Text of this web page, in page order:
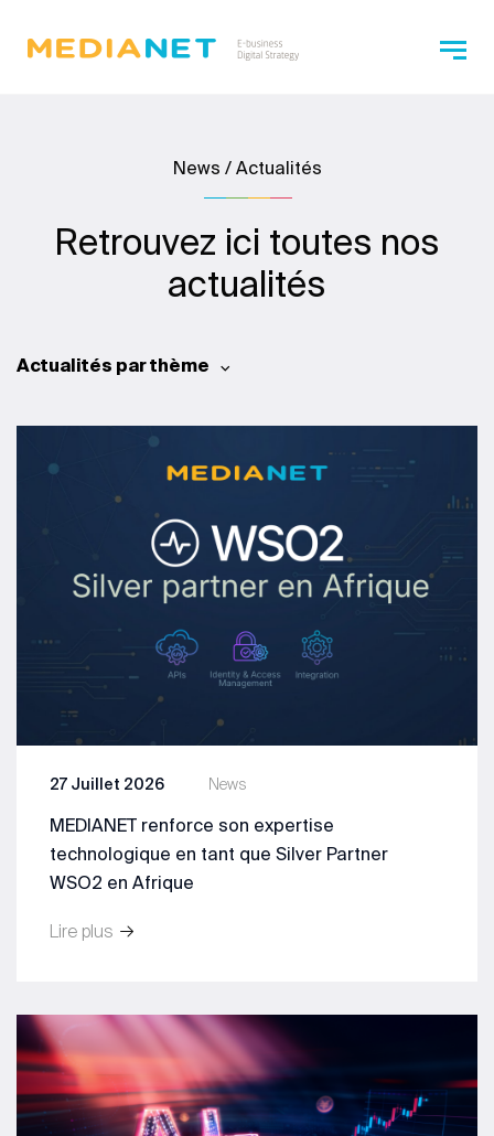
News / Actualités
Retrouvez ici toutes nos
actualités
Actualités par thème
News
27 Juillet 2026
MEDIANET renforce son expertise
technologique en tant que Silver Partner
WSO2 en Afrique
Lire plus